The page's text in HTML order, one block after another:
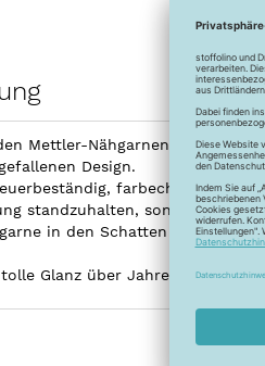
Mettler-Nähgarnen - mit
Design.
farbecht und
standzuhalten, sondern auch
in den Schatten stellt, denn
Glanz über Jahre wie neu,